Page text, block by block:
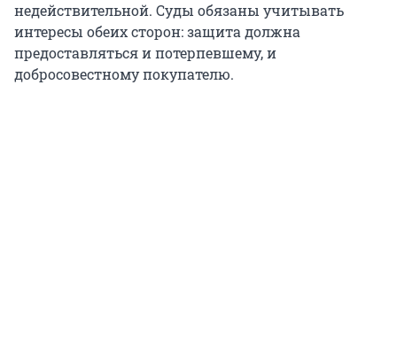
недействительной. Суды обязаны учитывать
интересы обеих сторон: защита должна
предоставляться и потерпевшему, и
добросовестному покупателю.